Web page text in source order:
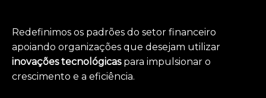
Redefinimos os padrões do setor financeiro
apoiando organizações que desejam utilizar
inovações tecnológicaspara impulsionar o
crescimento e a eficiência.